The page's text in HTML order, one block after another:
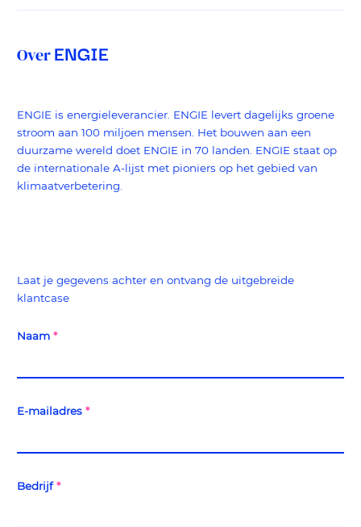
OverENGIE
ENGIE is energieleverancier. ENGIE levert dagelijks groene
stroom aan 100 miljoen mensen. Het bouwen aan een
duurzame wereld doet ENGIE in 70 landen. ENGIE staat op
de internationale A-lijst met pioniers op het gebied van
klimaatverbetering.
Laat je gegevens achter en ontvang de uitgebreide
klantcase
Naam *
E-mailadres *
Bedrijf*